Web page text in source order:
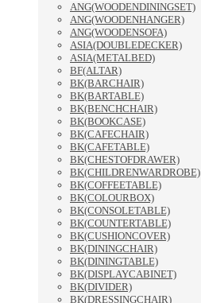
ANG(WOODENDININGSET)
ANG(WOODENHANGER)
ANG(WOODENSOFA)
ASIA(DOUBLEDECKER)
ASIA(METALBED)
BF(ALTAR)
BK(BARCHAIR)
BK(BARTABLE)
BK(BENCHCHAIR)
BK(BOOKCASE)
BK(CAFECHAIR)
BK(CAFETABLE)
BK(CHESTOFDRAWER)
BK(CHILDRENWARDROBE)
BK(COFFEETABLE)
BK(COLOURBOX)
BK(CONSOLETABLE)
BK(COUNTERTABLE)
BK(CUSHIONCOVER)
BK(DININGCHAIR)
BK(DININGTABLE)
BK(DISPLAYCABINET)
BK(DIVIDER)
BK(DRESSINGCHAIR)